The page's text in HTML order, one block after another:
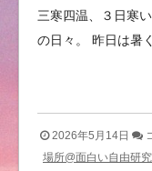
三寒四温、３日寒
の日々。 昨日は暑
2026年5月14日
場所@面白い自由研